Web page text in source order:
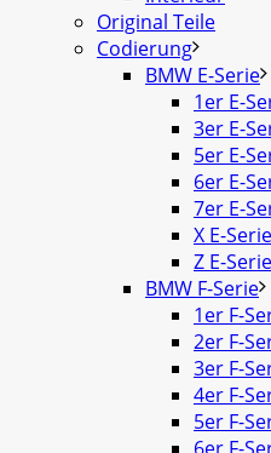
Original Teile
Codierung
BMW E-Serie
1er E-
3er E-
5er E-
6er E-
7er E-
X E-Serie
Z E-Serie
BMW F-Serie
1er F-
2er F-
3er F-
4er F-
5er F-